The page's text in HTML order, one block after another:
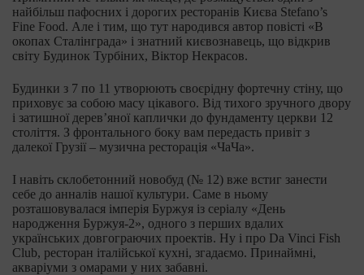
найбільш пафосних і дорогих ресторанів Києва Stefano’s
Fine Food. Але і тим, що тут народився автор повісті «В
окопах Сталінграда» і знатний києвознавець, що відкрив
світу Будинок Турбіних, Віктор Некрасов.
Будинки з 7 по 11 утворюють своєрідну фортечну стіну, що
приховує за собою масу цікавого. Від тихого зручного двору
і затишної дерев’яної каплички до фундаменту церкви 12
століття. З фронтального боку вам передасть привіт з
далекої Грузії – музична ресторація «ЧаЧа».
І навіть склобетонний новобуд (№ 12) вже встиг занести
себе до анналів нашої культури. Саме в ньому
розташовувалася імперія Буржуя із серіалу «День
народження Буржуя-2», одного з перших вдалих
українських довгограючих проектів. Ну і про Da Vinci Fish
Club, ресторан італійської кухні, згадаємо. Принаймні,
акваріуми з омарами у них забавні.